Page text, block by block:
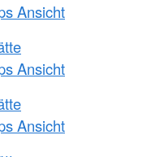
Ansicht
Ansicht
Ansicht